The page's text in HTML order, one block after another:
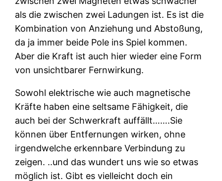
als die zwischen zwei Ladungen ist. Es ist die
Kombination von Anziehung und Abstoßung,
da ja immer beide Pole ins Spiel kommen.
Aber die Kraft ist auch hier wieder eine Form
von unsichtbarer Fernwirkung.
Sowohl elektrische wie auch magnetische
Kräfte haben eine seltsame Fähigkeit, die
auch bei der Schwerkraft auffällt…….Sie
können über Entfernungen wirken, ohne
irgendwelche erkennbare Verbindung zu
zeigen. ..und das wundert uns wie so etwas
möglich ist. Gibt es vielleicht doch ein